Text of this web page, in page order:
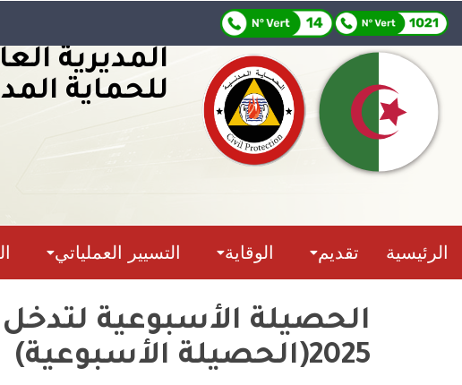
المديرية
للحماية
الرئيسية تقديم الوقاية التسيير العملياتي
2025(الحصيلة الأسبوعية)